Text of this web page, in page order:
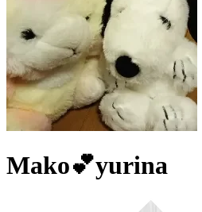
Mako💕yurina